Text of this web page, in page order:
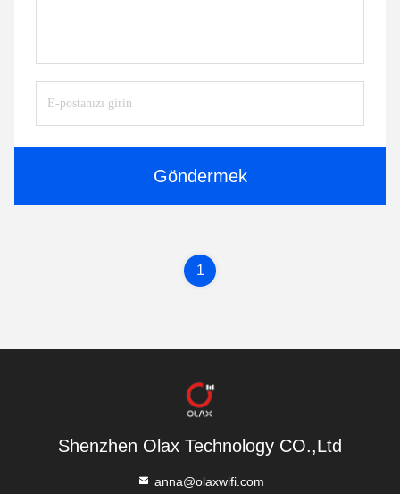
Göndermek
1
Shenzhen Olax Technology CO.,Ltd
anna@olaxwifi.com